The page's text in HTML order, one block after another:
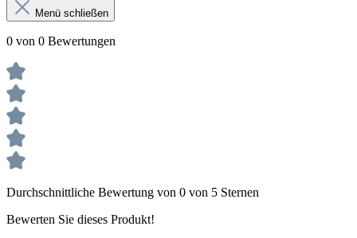
Menü schließen
0 von 0 Bewertungen
Durchschnittliche Bewertung von 0 von 5 Sternen
Bewerten Sie dieses Produkt!